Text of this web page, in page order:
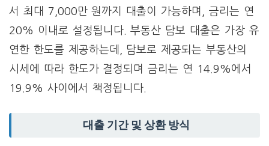
서 최대 7,000만 원까지 대출이 가능하며, 금리는 연
20% 이내로 설정됩니다. 부동산 담보 대출은 가장 유
연한 한도를 제공하는데, 담보로 제공되는 부동산의
시세에 따라 한도가 결정되며 금리는 연 14.9%에서
19.9% 사이에서 책정됩니다.
대출 기간 및 상환 방식